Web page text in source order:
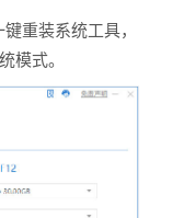
重装系统工具，
模式。